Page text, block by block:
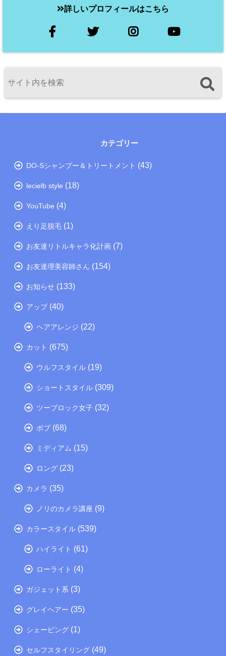
詳しいプロフィールはこちら
カテゴリー
DO-Sシャンプー＆トリートメント (43)
lecielb style (18)
YouTube (4)
えり足脱毛 (1)
お友達リトルキャラ化計画 (7)
お友達理美容師さん (154)
お知らせ (133)
アップ(40)
ヘアアレンジ (22)
カット (675)
ウルフスタイル (19)
ショートスタイル (309)
ツーブロック女子 (32)
ボブ (68)
ミディアム (15)
ロング (23)
カメラ (35)
ノリのカメラ講座 (9)
カラースタイル (539)
ハイライト (61)
ローライト (4)
ガジェット系 (3)
グレイヘアー (35)
シェービング (1)
セルフスタイリング (49)